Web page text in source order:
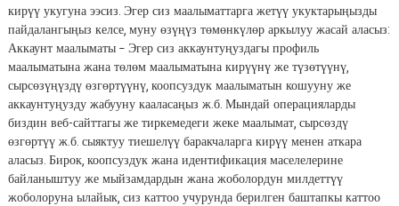
кирүү укугуна ээсиз. Эгер сиз маалыматтарга жетүү укуктарыңызды
пайдалангыңыз келсе, муну өзүңүз төмөнкүлөр аркылуу жасай аласыз:
Аккаунт маалыматы – Эгер сиз аккаунтуңуздагы профиль
маалыматына жана төлөм маалыматына кирүүнү же түзөтүүнү,
сырсөзүңүздү өзгөртүүнү, коопсуздук маалыматын кошууну же
аккаунтуңузду жабууну кааласаңыз ж.б. Мындай операцияларды
биздин веб-сайттагы же тиркемедеги жеке маалымат, сырсөздү
өзгөртүү ж.б. сыяктуу тиешелүү баракчаларга кирүү менен аткара
аласыз. Бирок, коопсуздук жана идентификация маселелерине
байланыштуу же мыйзамдардын жана жоболордун милдеттүү
жоболоруна ылайык, сиз каттоо учурунда берилген баштапкы каттоо